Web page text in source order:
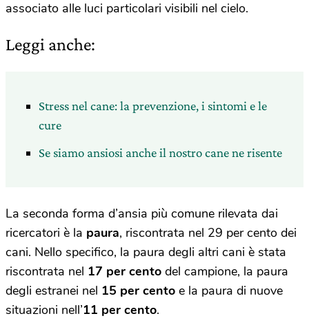
associato alle luci particolari visibili nel cielo.
Leggi anche:
Stress nel cane: la prevenzione, i sintomi e le
cure
Se siamo ansiosi anche il nostro cane ne risente
La seconda forma d’ansia più comune rilevata dai
ricercatori è la paura, riscontrata nel 29 per cento dei
cani. Nello specifico, la paura degli altri cani è stata
riscontrata nel 17 per cento del campione, la paura
degli estranei nel 15 per cento e la paura di nuove
situazioni nell’11 per cento.